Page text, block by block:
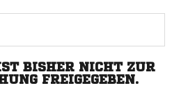
BISHER NICHT ZUR
FREIGEGEBEN.